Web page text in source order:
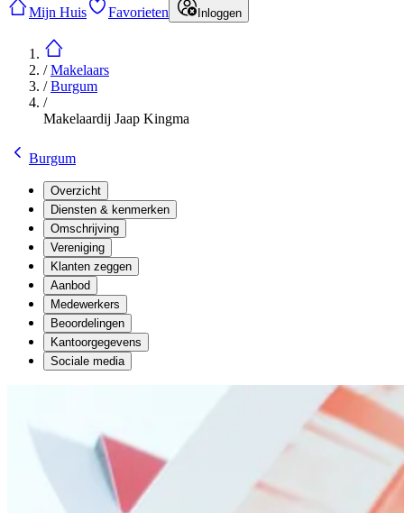
Mijn Huis Favorieten Inloggen
/Makelaars
/Burgum
/
Makelaardij Jaap Kingma
Burgum
Overzicht
Diensten & kenmerken
Omschrijving
Vereniging
Klanten zeggen
Aanbod
Medewerkers
Beoordelingen
Kantoorgegevens
Sociale media